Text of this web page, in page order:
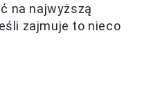
na najwyższą
zajmuje to nieco